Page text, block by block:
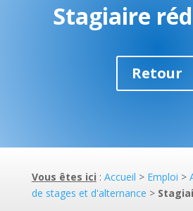
Stagiaire
Retour
Vous êtes ici : Accueil > Emploi >
de stages et d'alternance >